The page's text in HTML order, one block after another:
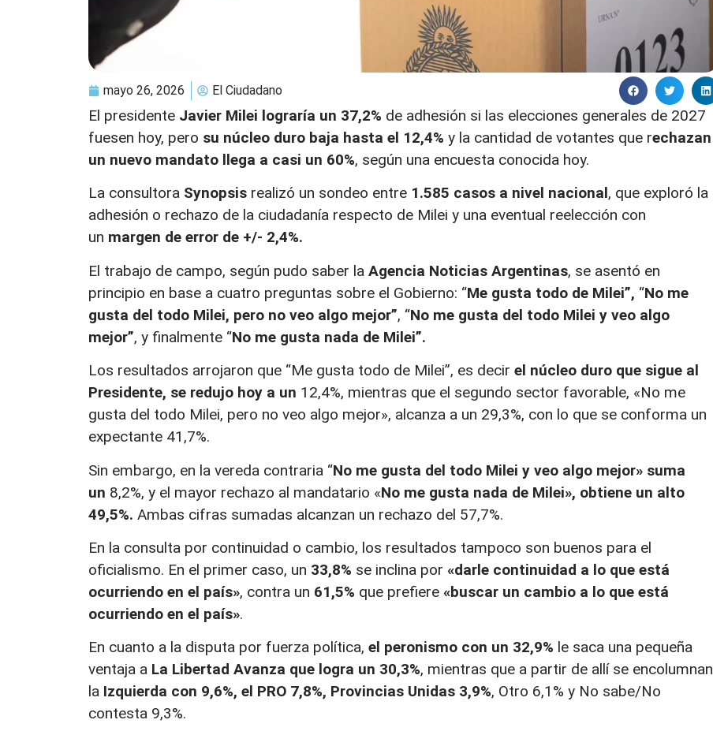
mayo 26, 2026 El Ciudadano
El presidente Javier Milei lograría un 37,2% de adhesión si las elecciones generales de 2027
fuesen hoy, pero su núcleo duro baja hasta el 12,4% y la cantidad de votantes que rechazan
un nuevo mandato llega a casi un 60%, según una encuesta conocida hoy.
La consultora Synopsis realizó un sondeo entre 1.585 casos a nivel nacional, que exploró la
adhesión o rechazo de la ciudadanía respecto de Milei y una eventual reelección con
un margen de error de +/- 2,4%.
El trabajo de campo, según pudo saber la Agencia Noticias Argentinas, se asentó en
principio en base a cuatro preguntas sobre el Gobierno: “Me gusta todo de Milei”, “No me
gusta del todo Milei, pero no veo algo mejor”, “No me gusta del todo Milei y veo algo
mejor”, y finalmente “No me gusta nada de Milei”.
Los resultados arrojaron que “Me gusta todo de Milei”, es decir el núcleo duro que sigue al
Presidente, se redujo hoy a un 12,4%, mientras que el segundo sector favorable, «No me
gusta del todo Milei, pero no veo algo mejor», alcanza a un 29,3%, con lo que se conforma un
expectante 41,7%.
Sin embargo, en la vereda contraria “No me gusta del todo Milei y veo algo mejor» suma
un 8,2%, y el mayor rechazo al mandatario «No me gusta nada de Milei», obtiene un alto
49,5%. Ambas cifras sumadas alcanzan un rechazo del 57,7%.
En la consulta por continuidad o cambio, los resultados tampoco son buenos para el
oficialismo. En el primer caso, un 33,8% se inclina por «darle continuidad a lo que está
ocurriendo en el país», contra un 61,5% que prefiere «buscar un cambio a lo que está
ocurriendo en el país».
En cuanto a la disputa por fuerza política, el peronismo con un 32,9% le saca una pequeña
ventaja a La Libertad Avanza que logra un 30,3%, mientras que a partir de allí se encolumnan
la Izquierda con 9,6%, el PRO 7,8%, Provincias Unidas 3,9%, Otro 6,1% y No sabe/No
contesta 9,3%.